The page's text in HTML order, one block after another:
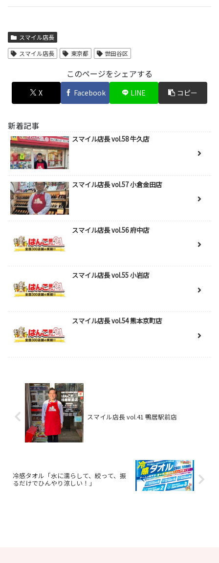
スマイル店長
スマイル店長
東京都 世田谷区
このページをシェアする
X Facebook LINE コピー
新着記事
スマイル店長 vol.58 牛久店
スマイル店長 vol.57 小倉金田店
スマイル店長 vol.56 府中店
スマイル店長 vol.55 小岩店
スマイル店長 vol.54 熊本京町店
スマイル店長 vol.41 鴨居駅前店
冷感タオル「水に濡らして、絞って、振
るだけでひんやり涼しい！」